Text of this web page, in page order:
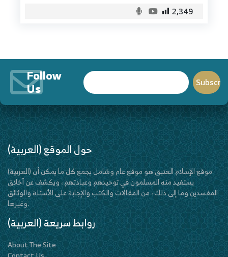
2,349
Follow
Us
(العربية) حول الموقع
(العربية) موقع الإسلام العتيق هو موقع عام وشامل يجمع كل ما يمكن أن
يستفيد منه المسلمون في توحيدهم وعبادتهم ، ويكشف عن أخلاق
المفسدين وما إلى ذلك ، من المقالات والكتب والإجابة على الأسئلة والوثائق
وغيرها.
(العربية) روابط سريعة
About The Site